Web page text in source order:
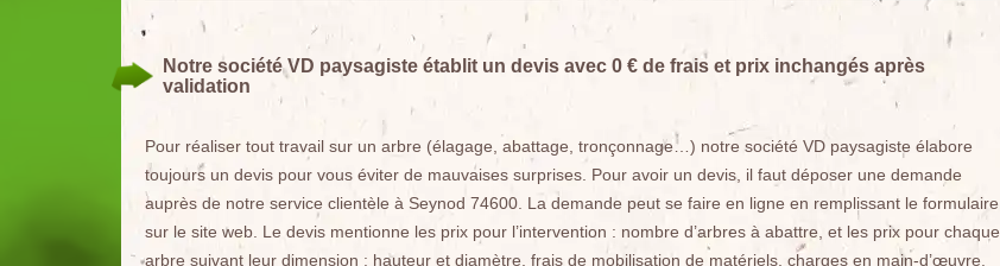
Notre société VD paysagiste établit un devis avec 0 € de frais et prix inchangés après
validation
Pour réaliser tout travail sur un arbre (élagage, abattage, tronçonnage…) notre société VD paysagiste élabore
toujours un devis pour vous éviter de mauvaises surprises. Pour avoir un devis, il faut déposer une demande
auprès de notre service clientèle à Seynod 74600. La demande peut se faire en ligne en remplissant le formulaire
sur le site web. Le devis mentionne les prix pour l’intervention : nombre d’arbres à abattre, et les prix pour chaque
arbre suivant leur dimension : hauteur et diamètre, frais de mobilisation de matériels, charges en main-d’œuvre.